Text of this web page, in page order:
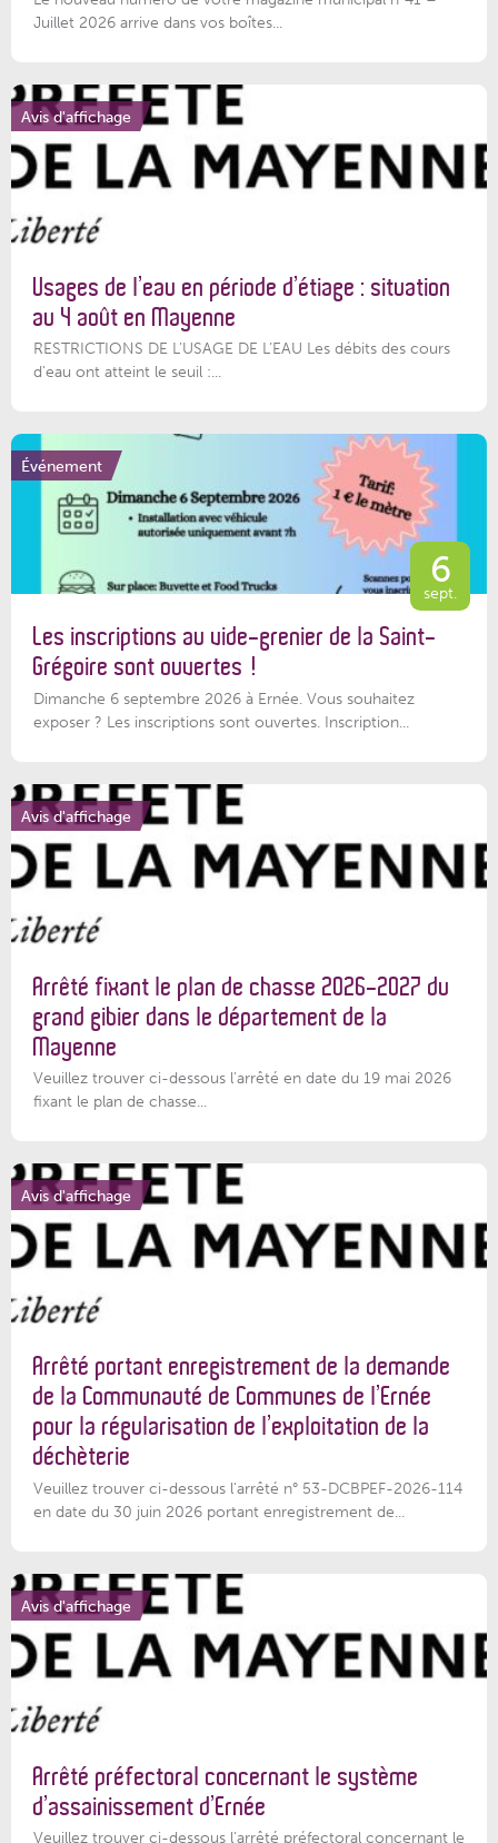
Juillet 2026 arrive dans vos boîtes...
Avis d'affichage
Usages de l’eau en période d’étiage : situation
au 4 août en Mayenne
RESTRICTIONS DE L’USAGE DE L’EAU Les débits des cours
d'eau ont atteint le seuil :...
Événement
6
sept.
Les inscriptions au vide-grenier de la Saint-
Grégoire sont ouvertes !
Dimanche 6 septembre 2026 à Ernée. Vous souhaitez
exposer ? Les inscriptions sont ouvertes. Inscription...
Avis d'affichage
Arrêté fixant le plan de chasse 2026-2027 du
grand gibier dans le département de la
Mayenne
Veuillez trouver ci-dessous l’arrêté en date du 19 mai 2026
fixant le plan de chasse...
Avis d'affichage
Arrêté portant enregistrement de la demande
de la Communauté de Communes de l’Ernée
pour la régularisation de l’exploitation de la
déchèterie
Veuillez trouver ci-dessous l'arrêté n° 53-DCBPEF-2026-114
en date du 30 juin 2026 portant enregistrement de...
Avis d'affichage
Arrêté préfectoral concernant le système
d’assainissement d’Ernée
Veuillez trouver ci-dessous l’arrêté préfectoral concernant le